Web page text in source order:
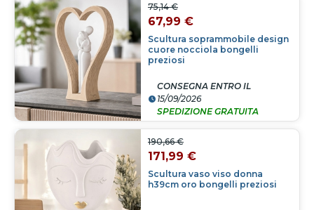
Scultura soprammobile design
cuore nocciola bongelli
preziosi
75,14 €
67,99 €
CONSEGNA ENTRO IL
15/09/2026
SPEDIZIONE GRATUITA
Scultura vaso viso donna
h39cm oro bongelli preziosi
190,66 €
171,99 €